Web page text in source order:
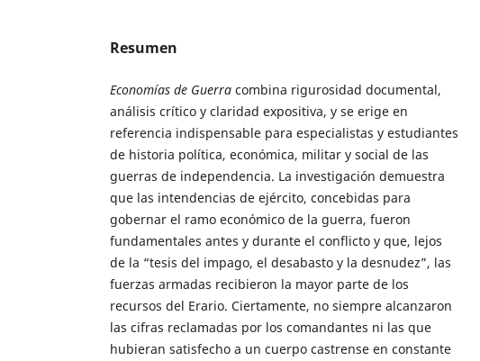
Resumen
Economías de Guerra combina rigurosidad documental,
análisis crítico y claridad expositiva, y se erige en
referencia indispensable para especialistas y estudiantes
de historia política, económica, militar y social de las
guerras de independencia. La investigación demuestra
que las intendencias de ejército, concebidas para
gobernar el ramo económico de la guerra, fueron
fundamentales antes y durante el conflicto y que, lejos
de la “tesis del impago, el desabasto y la desnudez”, las
fuerzas armadas recibieron la mayor parte de los
recursos del Erario. Ciertamente, no siempre alcanzaron
las cifras reclamadas por los comandantes ni las que
hubieran satisfecho a un cuerpo castrense en constante